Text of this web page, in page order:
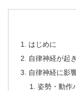
はじめに
自律神経が起
自律神経に影
姿勢・動作